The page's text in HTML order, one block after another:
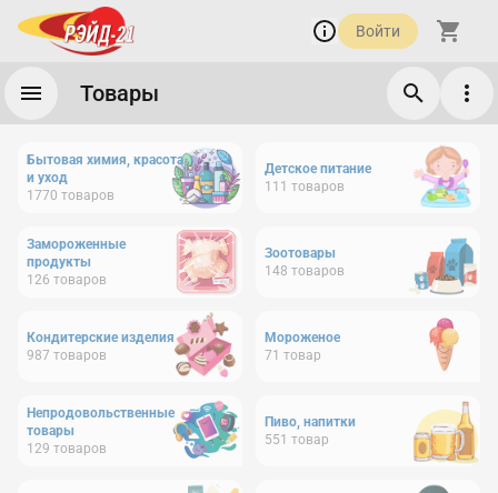
Войти
Товары
Бытовая химия, красота
и уход
1770 товаров
Детское питание
111 товаров
Замороженные
продукты
126 товаров
Зоотовары
148 товаров
Кондитерские изделия
987 товаров
Мороженое
71 товар
Непродовольственные
товары
129 товаров
Пиво, напитки
551 товар